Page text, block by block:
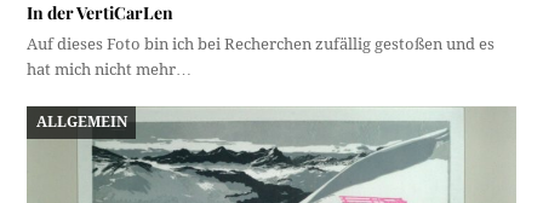
In der VertiCarLen
Auf dieses Foto bin ich bei Recherchen zufällig gestoßen und es
hat mich nicht mehr…
ALLGEMEIN